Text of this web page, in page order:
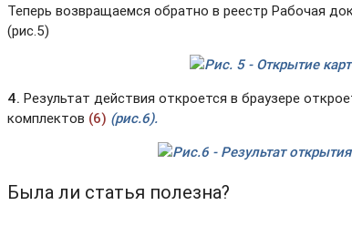
Теперь возвращаемся обратно в реестр Рабочая
(рис.5)
Рис. 5 - Открытие
4. Результат действия откроется в браузере
комплектов (6) (рис.6).
Рис.6 - Результат
Была ли статья полезна?